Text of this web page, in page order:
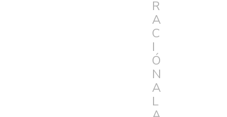
R
A
C
I
Ó
N
A
L